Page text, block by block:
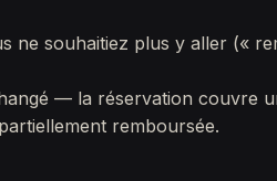
ne souhaitiez plus y aller («
— la réservation couvre
remboursée.